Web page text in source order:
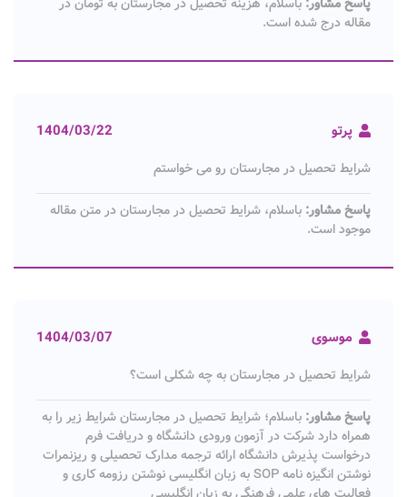
مقاله درج شده است.
پرتو 1404/03/22
شرایط تحصیل در مجارستان رو می خواستم
پاسخ مشاور: باسلام، شرایط تحصیل در مجارستان در متن مقاله
موجود است.
موسوی 1404/03/07
شرایط تحصیل در مجارستان به چه شکلی است؟
پاسخ مشاور: باسلام؛ شرایط تحصیل در مجارستان شرایط زیر را به
همراه دارد شرکت در آزمون ورودی دانشگاه و دریافت فرم
درخواست پذیرش دانشگاه ارائه ترجمه مدارک تحصیلی و ریزنمرات
نوشتن انگیزه نامه SOP به زبان انگلیسی نوشتن رزومه کاری و